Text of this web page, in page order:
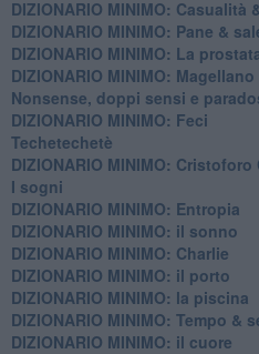
DIZIONARIO MINIMO: ​Casualità
​DIZIONARIO MINIMO: Pane &
DIZIONARIO MINIMO: La
​DIZIONARIO MINIMO: Magellano
Nonsense, doppi sensi e
DIZIONARIO MINIMO: Feci
Techetechetè
DIZIONARIO MINIMO:
I sogni
DIZIONARIO MINIMO: Entropia
DIZIONARIO MINIMO: il sonno
DIZIONARIO MINIMO: Charlie
DIZIONARIO MINIMO: il porto
DIZIONARIO MINIMO: la piscina
DIZIONARIO MINIMO: Tempo &
DIZIONARIO MINIMO: il cuore